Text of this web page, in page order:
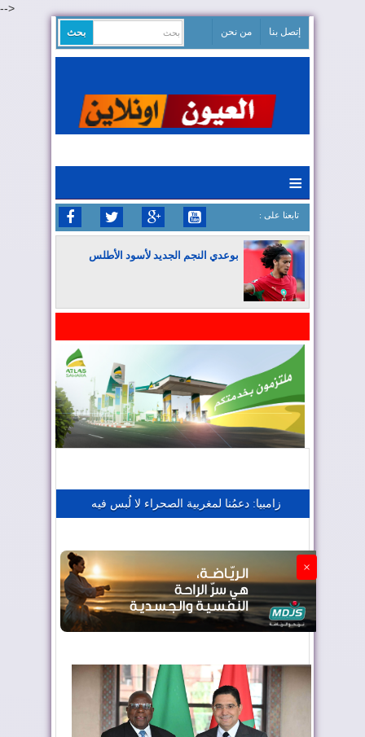
-->
إتصل بنا من نحن
≡
: تابعنا على
بوعدي النجم الجديد لأسود الأطلس
المغرب يعزز موقعه في صناعة الطيران
زامبيا: دعمُنا لمغربية الصحراء لا لُبس فيه
×